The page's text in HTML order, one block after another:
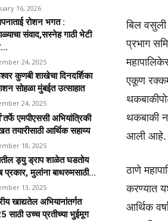
16, 2026
रोशन भगत :
संवाद,सस्नेह गाठी भेटी
24, 2025
कुणबी शाखेचा दिनदर्शिका
सोहळा मुंबईत उत्साहात
24, 2025
एमपीएससी अभियांत्रिकी
तयारीसाठी आर्थिक सहाय्य
18, 2025
ड्यु ड्राप शाळेत घडतोय
मुलांना बाथरुमसाठी...
13, 2025
खाद्यतेल अभियानांतर्गत
साठी उच्च प्रतीच्या भुईमूग
बिल
प्रभाग
एकूण
थकबाकी
आली आहे.
ठाणे
करण्यात
आर्थिक